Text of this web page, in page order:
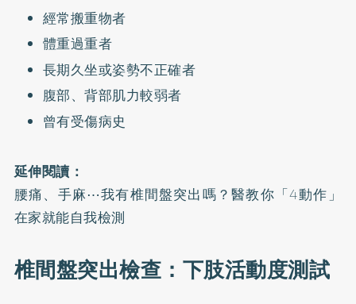
經常搬重物者
體重過重者
長期久坐或姿勢不正確者
腹部、背部肌力較弱者
曾有受傷病史
延伸閱讀：
腰痛、手麻⋯我有椎間盤突出嗎？醫教你「4動作」
在家就能自我檢測
椎間盤突出檢查：下肢活動度測試